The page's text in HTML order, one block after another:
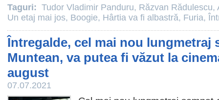
Taguri: Tudor Vladimir Panduru, Răzvan Rădulescu,
Un etaj mai jos, Boogie, Hârtia va fi albastră, Furia,
Întregalde, cel mai nou lungmetraj
Muntean, va putea fi văzut la
august
07.07.2021